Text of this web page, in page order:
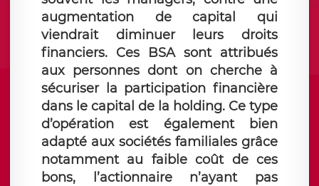
augmentation de capital qui
viendrait diminuer leurs droits
financiers. Ces BSA sont attribués
aux personnes dont on cherche à
sécuriser la participation financière
dans le capital de la holding. Ce type
d’opération est également bien
adapté aux sociétés familiales grâce
notamment au faible coût de ces
bons, l’actionnaire n’ayant pas